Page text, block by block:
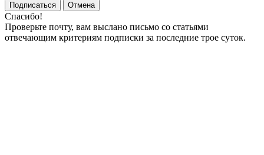
Подписаться
Отмена
Спасибо!
Проверьте почту, вам выслано письмо со статьями
отвечающим критериям подписки за последние трое суток.